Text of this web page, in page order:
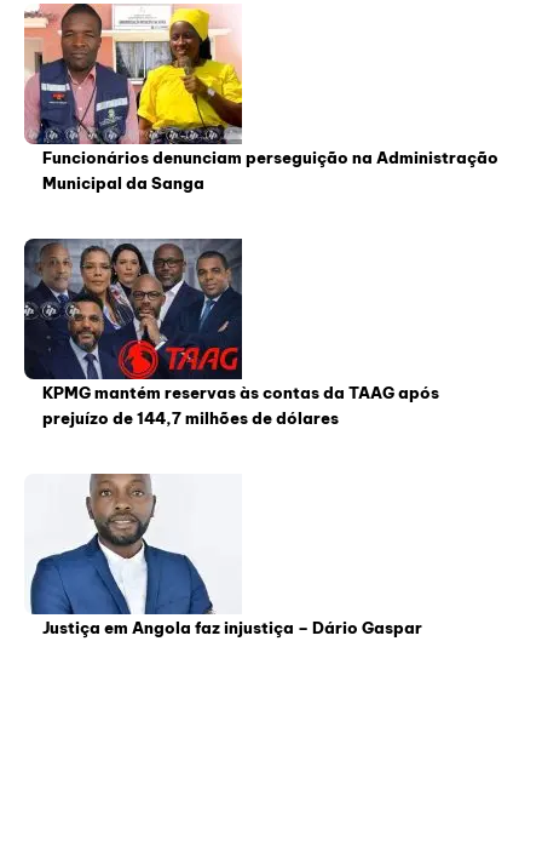
Funcionários denunciam perseguição na Administração
Municipal da Sanga
KPMG mantém reservas às contas da TAAG após
prejuízo de 144,7 milhões de dólares
Justiça em Angola faz injustiça – Dário Gaspar